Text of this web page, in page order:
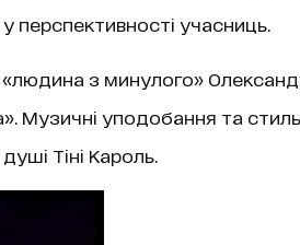
перспективності учасниць.
«людина з минулого»
Музичні уподобання та
Тіні Кароль.